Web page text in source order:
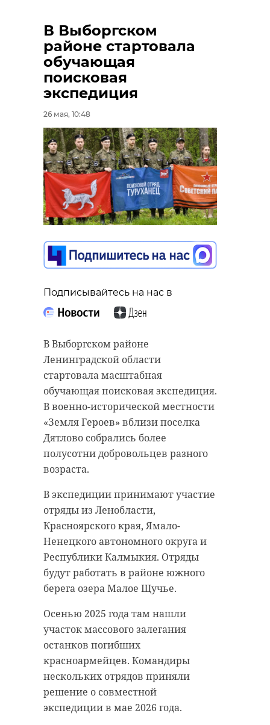
В Выборгском
районе стартовала
обучающая
поисковая
экспедиция
26 мая, 10:48
Подписывайтесь на нас в
В Выборгском районе
Ленинградской области
стартовала масштабная
обучающая поисковая экспедиция.
В военно-исторической местности
«Земля Героев» вблизи поселка
Дятлово собрались более
полусотни добровольцев разного
возраста.
В экспедиции принимают участие
отряды из Ленобласти,
Красноярского края, Ямало-
Ненецкого автономного округа и
Республики Калмыкия. Отряды
будут работать в районе южного
берега озера Малое Щучье.
Осенью 2025 года там нашли
участок массового залегания
останков погибших
красноармейцев. Командиры
нескольких отрядов приняли
решение о совместной
экспедиции в мае 2026 года.